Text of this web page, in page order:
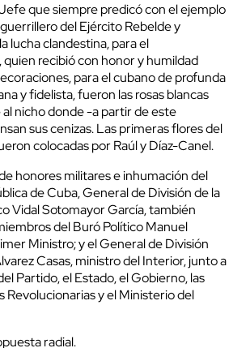
que siempre predicó con el ejemplo
del Ejército Rebelde y
lucha clandestina, para el
recibió con honor y humildad
para el cubano de profunda
y fidelista, fueron las rosas blancas
nicho donde -a partir de este
sus cenizas. Las primeras flores del
colocadas por Raúl y Díaz-Canel.
honores militares e inhumación del
de Cuba, General de División de la
Vidal Sotomayor García, también
del Buró Político Manuel
Ministro; y el General de División
Casas, ministro del Interior, junto a
Partido, el Estado, el Gobierno, las
Revolucionarias y el Ministerio del
radial.